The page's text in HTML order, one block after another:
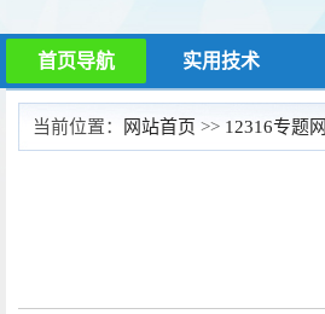
首页导航 实用技术
当前位置： 网站首页 >> 12316专题网